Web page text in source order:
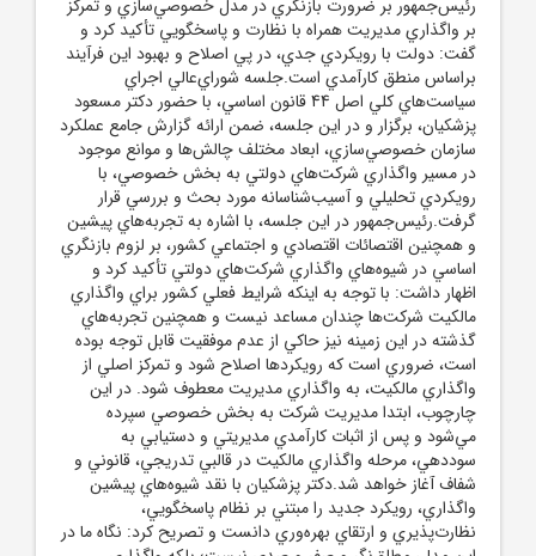
رئيس‌جمهور بر ضرورت بازنگري در مدل خصوصي‌سازي و تمرکز
بر واگذاري مديريت همراه با نظارت و پاسخگويي تأکيد کرد و
گفت: دولت با رويکردي جدي، در پي اصلاح و بهبود اين فرآيند
براساس منطق کارآمدي است.جلسه شوراي‌عالي اجراي
سياست‌هاي کلي اصل 44 قانون اساسي، با حضور دکتر مسعود
پزشکيان، برگزار و در اين جلسه، ضمن ارائه گزارش جامع عملکرد
سازمان خصوصي‌سازي، ابعاد مختلف چالش‌ها و موانع موجود
در مسير واگذاري شرکت‌هاي دولتي به بخش خصوصي، با
رويکردي تحليلي و آسيب‌شناسانه مورد بحث و بررسي قرار
گرفت.رئيس‌جمهور در اين جلسه، با اشاره به تجربه‌هاي پيشين
و همچنين اقتصائات اقتصادي و اجتماعي کشور، بر لزوم بازنگري
اساسي در شيوه‌هاي واگذاري شرکت‌هاي دولتي تأکيد کرد و
اظهار داشت: با توجه به اينکه شرايط فعلي کشور براي واگذاري
مالکيت شرکت‌ها چندان مساعد نيست و همچنين تجربه‌هاي
گذشته در اين زمينه نيز حاکي از عدم موفقيت قابل توجه بوده
است، ضروري است که رويکردها اصلاح شود و تمرکز اصلي از
واگذاري مالکيت، به واگذاري مديريت معطوف شود. در اين
چارچوب، ابتدا مديريت شرکت به بخش خصوصي سپرده
مي‌شود و پس از اثبات کارآمدي مديريتي و دستيابي به
سوددهي، مرحله واگذاري مالکيت در قالبي تدريجي، قانوني و
شفاف آغاز خواهد شد.دکتر پزشکيان با نقد شيوه‌هاي پيشين
واگذاري، رويکرد جديد را مبتني بر نظام پاسخگويي،
نظارت‌پذيري و ارتقاي بهره‌وري دانست و تصريح کرد: نگاه ما در